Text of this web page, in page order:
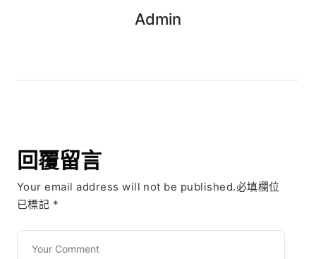
Admin
回覆留言
Your email address will not be published.必填欄位
已標記 *